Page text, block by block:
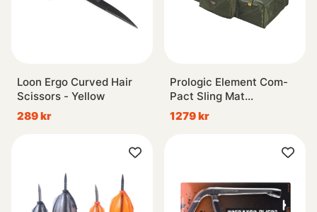
Loon Ergo Curved Hair
Scissors - Yellow
289 kr
Prologic Element Com-
Pact Sling Mat
100x24x57cm
1279 kr